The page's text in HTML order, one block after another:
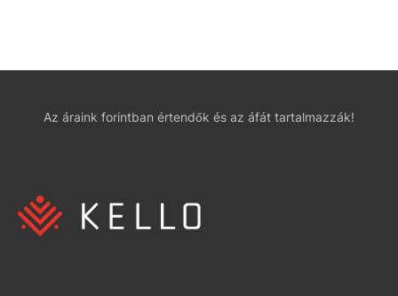
Az áraink forintban értendők és az áfát tartalmazzák!